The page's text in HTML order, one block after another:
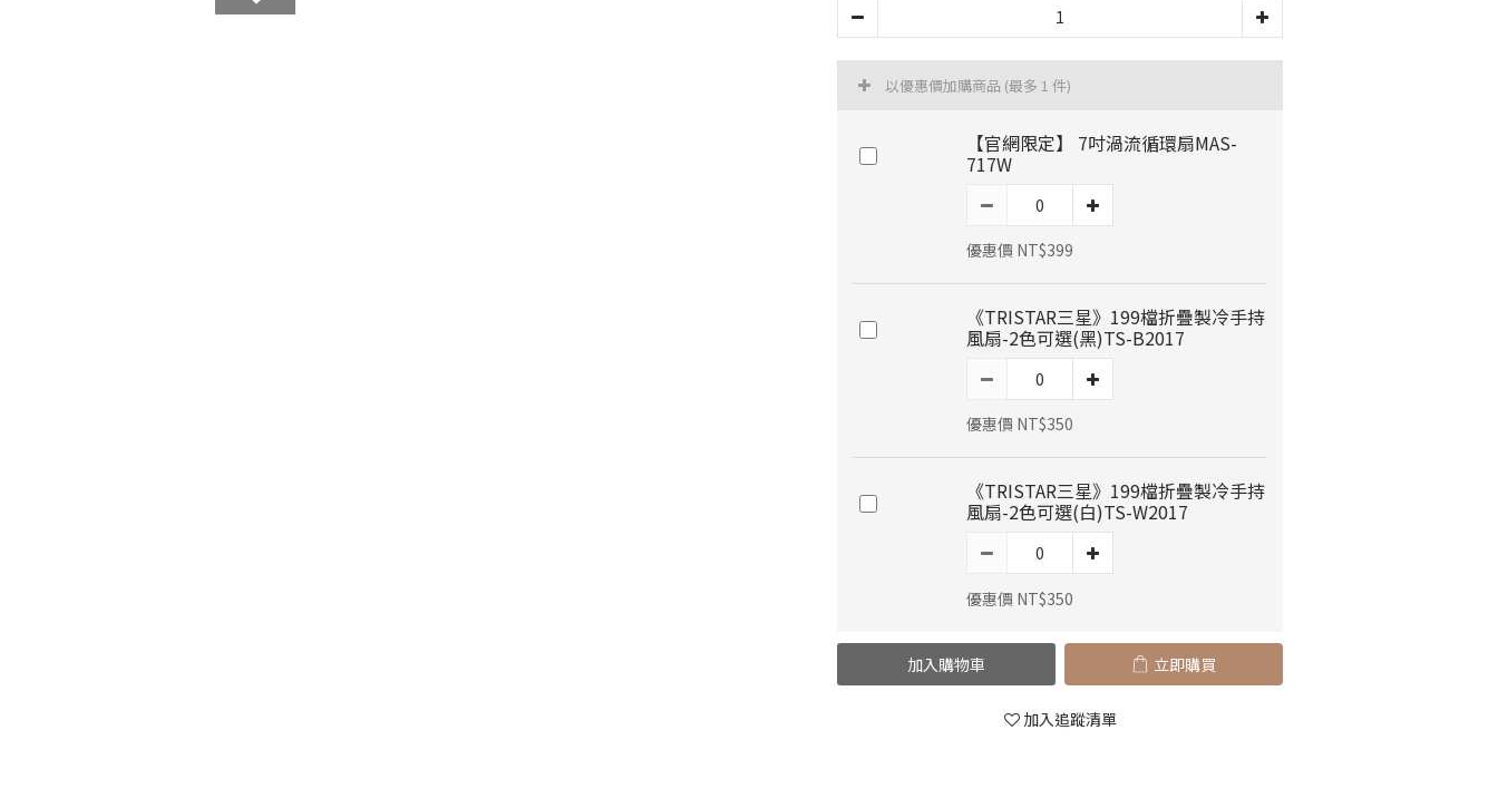
以優惠價加購商品 (最多 1 件)
【官網限定】 7吋渦流循環扇MAS-
717W
優惠價 NT$399
《TRISTAR三星》199檔折疊製冷手持
風扇-2色可選(黑)TS-B2017
優惠價 NT$350
《TRISTAR三星》199檔折疊製冷手持
風扇-2色可選(白)TS-W2017
優惠價 NT$350
加入購物車 立即購買
加入追蹤清單